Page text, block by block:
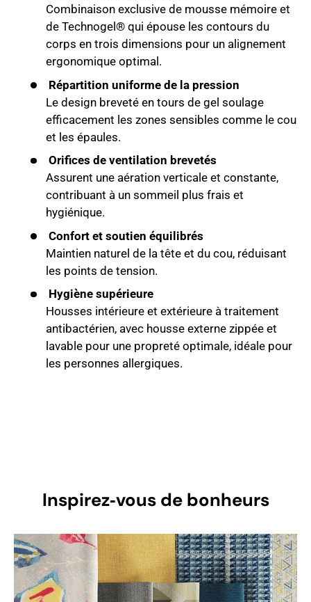
Combinaison exclusive de mousse mémoire et
de Technogel® qui épouse les contours du
corps en trois dimensions pour un alignement
ergonomique optimal.
Répartition uniforme de la pression
Le design breveté en tours de gel soulage
efficacement les zones sensibles comme le cou
et les épaules.
Orifices de ventilation brevetés
Assurent une aération verticale et constante,
contribuant à un sommeil plus frais et
hygiénique.
Confort et soutien équilibrés
Maintien naturel de la tête et du cou, réduisant
les points de tension.
Hygiène supérieure
Housses intérieure et extérieure à traitement
antibactérien, avec housse externe zippée et
lavable pour une propreté optimale, idéale pour
les personnes allergiques.
Inspirez‑vous de bonheurs